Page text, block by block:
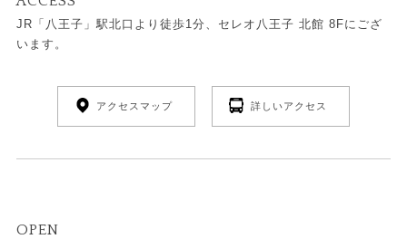
JR「八王子」駅北口より徒歩1分、セレオ八王子 北館 8Fにござ
います。
アクセスマップ 詳しいアクセス
OPEN